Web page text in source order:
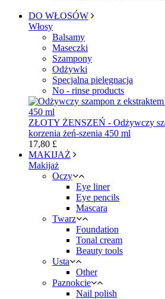
DO WŁOSÓW
Włosy
Balsamy
Maseczki
Szampony
Odżywki
Specjalna pielęgnacja
No - rinse products
ZŁOTY ŻENSZEŃ - Odżywczy
korzenia żeń-szenia 450 ml
17,80 £
MAKIJAŻ
Makijaż
Oczy
Eye liner
Eye pencils
Mascara
Twarz
Foundation
Tonal cream
Beauty tools
Usta
Other
Paznokcie
Nail polish